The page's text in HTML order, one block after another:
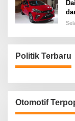
Politik Terbaru
Otomotif